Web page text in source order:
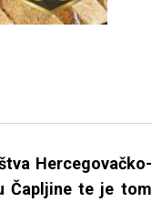
Hercegovačko-
Čapljine te je tom